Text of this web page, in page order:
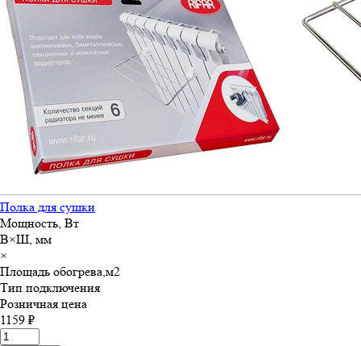
Полка для сушки
Мощность, Вт
В×Ш, мм
×
Площадь обогрева,м2
Тип подключения
Розничная цена
1159 ₽